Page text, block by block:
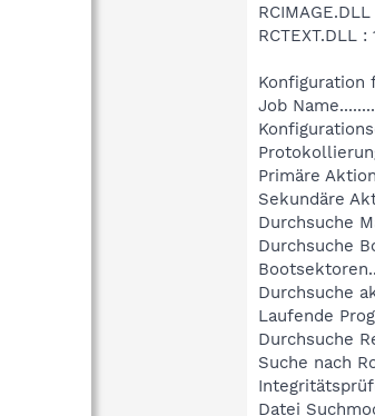
RCIMAGE.DLL
RCTEXT.DLL :
Konfiguration
Job
Primäre
Sekundäre
Durchsuche
Durchsuche
Durchsuche
Laufende
Durchsuche
Suche nach
Datei